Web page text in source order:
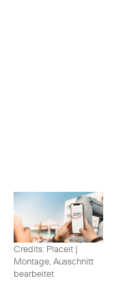
Credits: Placeit |
Montage, Ausschnitt
bearbeitet